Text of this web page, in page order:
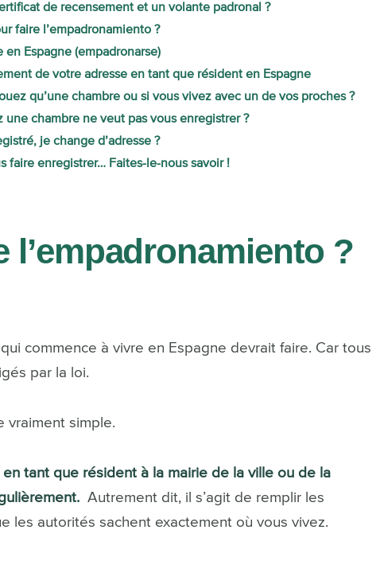
de recensement et un volante padronal ?
faire l’empadronamiento ?
en Espagne (empadronarse)
de votre adresse en tant que résident en Espagne
qu’une chambre ou si vous vivez avec un de vos proches ?
une chambre ne veut pas vous enregistrer ?
je change d’adresse ?
faire enregistrer… Faites-le-nous savoir !
l’empadronamiento ?
commence à vivre en Espagne devrait faire. Car tous
par la loi.
vraiment simple.
en tant que résident à la mairie de la ville ou de la
Autrement dit, il s’agit de remplir les
les autorités sachent exactement où vous vivez.